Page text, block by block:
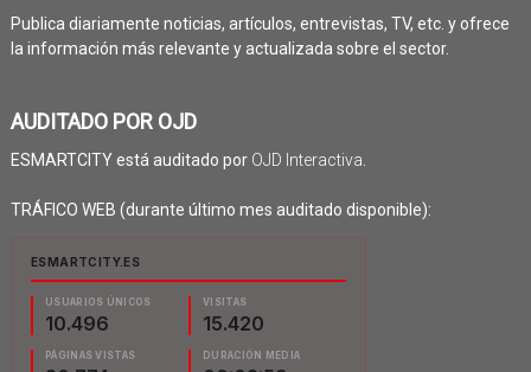
Publica diariamente noticias, artículos, entrevistas, TV, etc. y ofrece
la información más relevante y actualizada sobre el sector.
AUDITADO POR OJD
ESMARTCITY está auditado por OJD Interactiva
TRÁFICO WEB (durante último mes auditado disponible):